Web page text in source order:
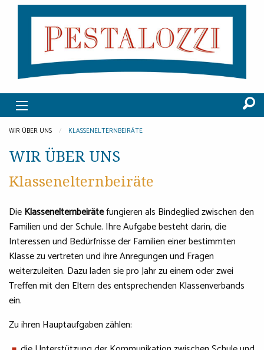
WIR ÜBER UNS KLASSENELTERNBEIRÄTE
WIR ÜBER UNS
Klassenelternbeiräte
DieKlassenelternbeirätefungieren als Bindeglied zwischen den
Familien und der Schule. Ihre Aufgabe besteht darin, die
Interessen und Bedürfnisse der Familien einer bestimmten
Klasse zu vertreten und ihre Anregungen und Fragen
weiterzuleiten. Dazu laden sie pro Jahr zu einem oder zwei
Treffen mit den Eltern des entsprechenden Klassenverbands
ein.
Zu ihren Hauptaufgaben zählen: